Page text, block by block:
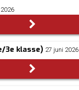
3e klasse) 27 juni 2026